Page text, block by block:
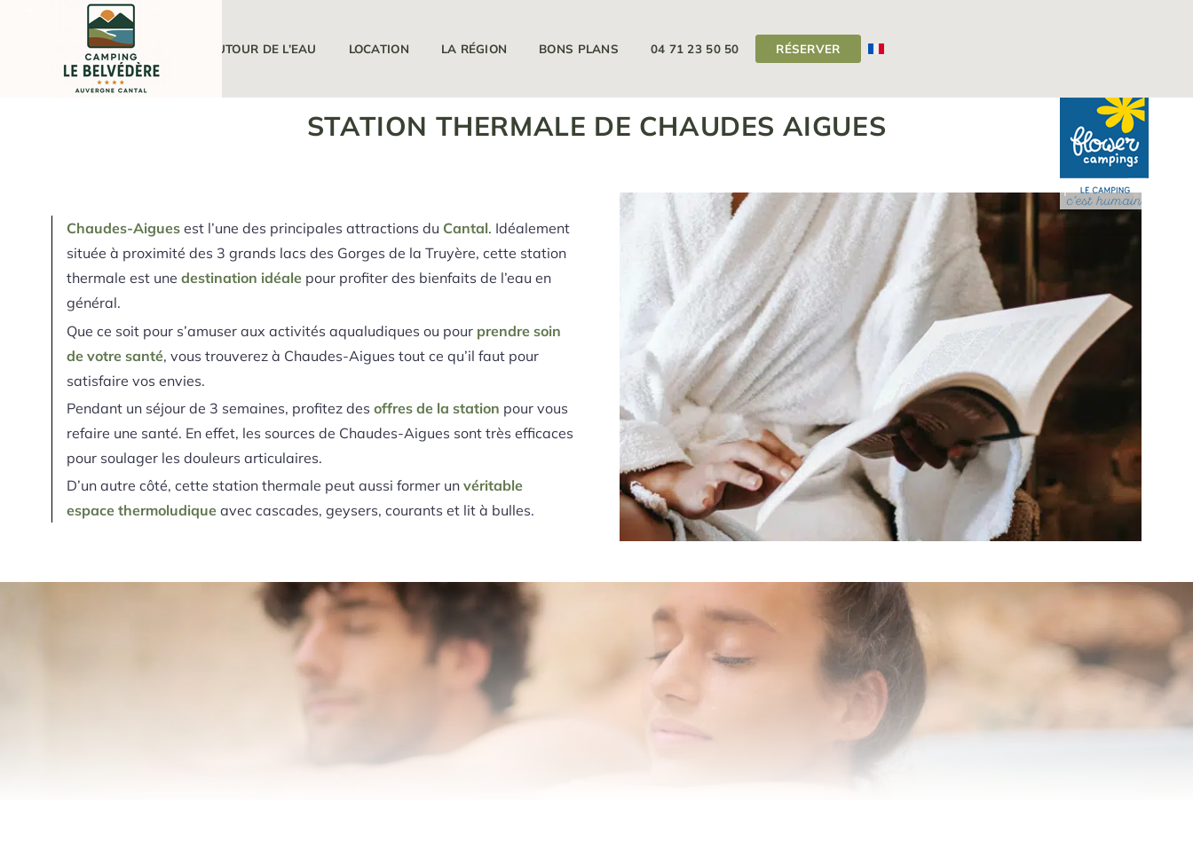
LE CAMPING AUTOUR DE L’EAU LOCATION LA RÉGION BONS PLANS 04 71 23 50 50 RÉSERVER
Camping Auvergne > Découvrez le camping proche de Chaudes Aigues
STATION THERMALE DE CHAUDES AIGUES
Chaudes-Aiguesest l’une des principales attractions du Cantal. Idéalement
située à proximité des 3 grands lacs des Gorges de la Truyère, cette station
thermale est une destination idéale pour profiter des bienfaits de l’eau en
général.
Que ce soit pour s’amuser aux activités aqualudiques ou pour prendre soin
de votre santé, vous trouverez à Chaudes-Aigues tout ce qu’il faut pour
satisfaire vos envies.
Pendant un séjour de 3 semaines, profitez des offres de la station pour vous
refaire une santé. En effet, les sources de Chaudes-Aigues sont très efficaces
pour soulager les douleurs articulaires.
D’un autre côté, cette station thermale peut aussi former un véritable
espace thermoludique avec cascades, geysers, courants et lit à bulles.